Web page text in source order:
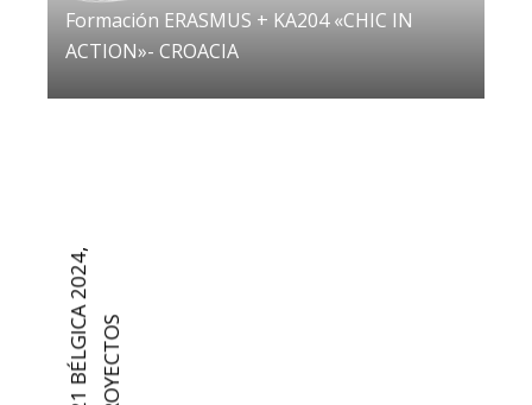
Formación ERASMUS + KA204 «CHIC IN
ACTION»- CROACIA
,
PROYECTOS